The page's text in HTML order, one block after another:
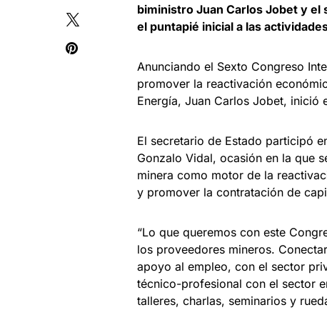
biministro Juan Carlos Jobet y el
el puntapié inicial a las
Anunciando el Sexto Congreso
promover la reactivación
Energía, Juan Carlos Jobet, inició
El secretario de Estado participó
Gonzalo Vidal, ocasión en la que
minera como motor de la
y promover la contratación de
“Lo que queremos con este
los proveedores mineros.
apoyo al empleo, con el sector
técnico-profesional con el sector
talleres, charlas, seminarios y